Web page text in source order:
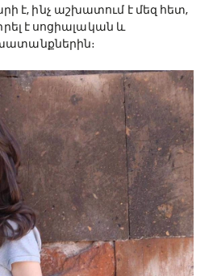
է, ինչ աշխատում է մեզ հետ,
է սոցիալական և